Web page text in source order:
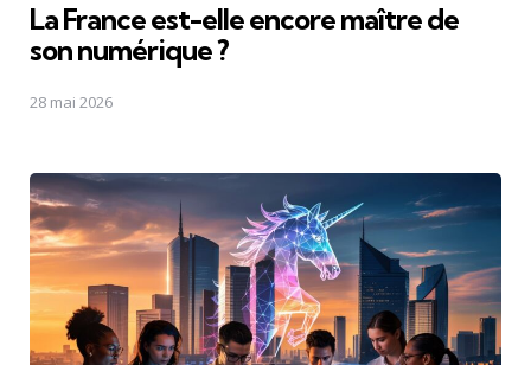
La France est-elle encore maître de
son numérique ?
28 mai 2026